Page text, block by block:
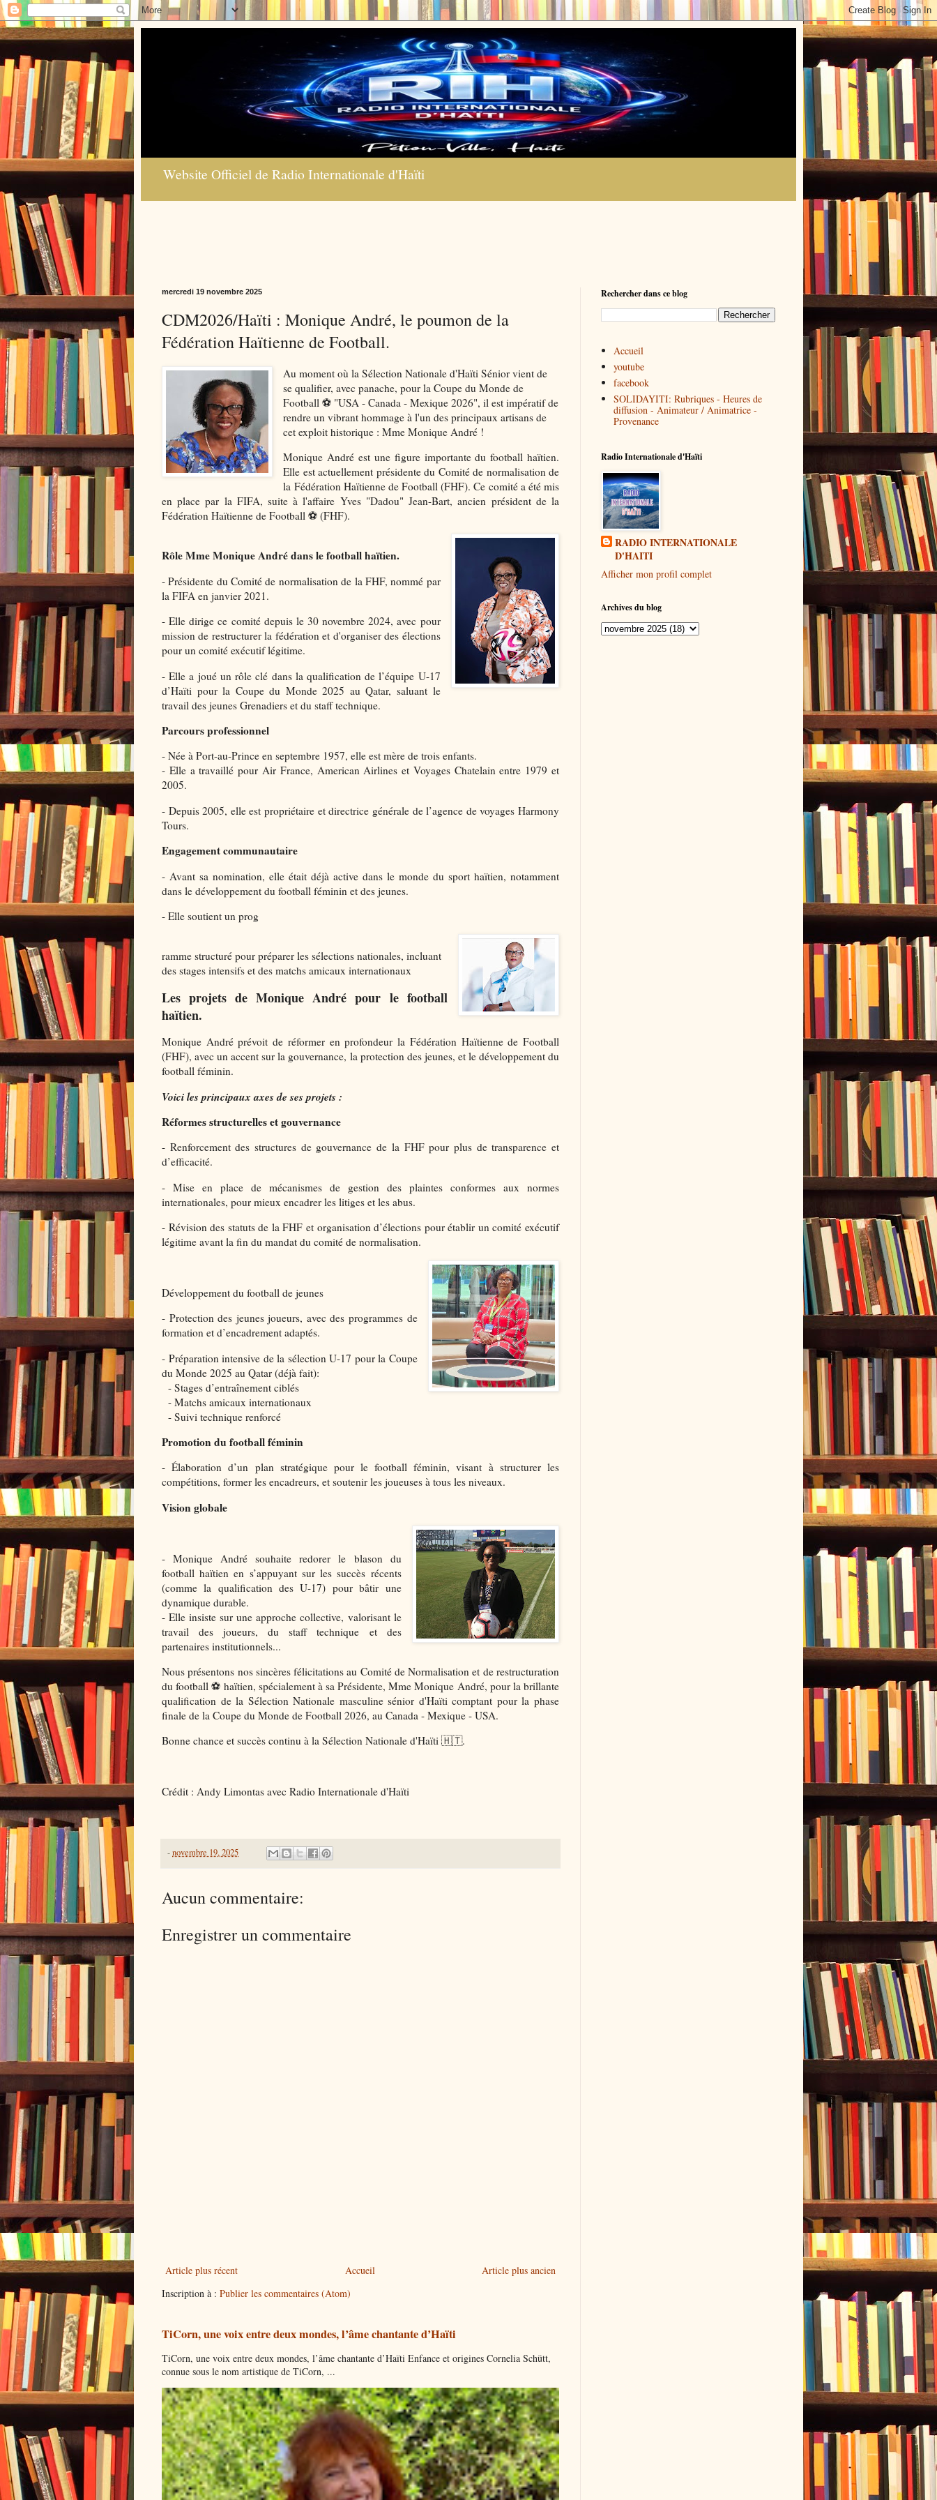
Website Officiel de Radio Internationale d'Haïti
mercredi 19 novembre 2025
CDM2026/Haïti : Monique André, le poumon de la
Fédération Haïtienne de Football.
Au moment où la Sélection Nationale d'Haïti Sénior vient de
se qualifier, avec panache, pour la Coupe du Monde de
Football ⚽ "USA - Canada - Mexique 2026", il est impératif de
rendre un vibrant hommage à l'un des principaux artisans de
cet exploit historique : Mme Monique André !
Monique André est une figure importante du football haïtien.
Elle est actuellement présidente du Comité de normalisation de
la Fédération Haïtienne de Football (FHF). Ce comité a été mis
en place par la FIFA, suite à l'affaire Yves "Dadou" Jean-Bart, ancien président de la
Fédération Haïtienne de Football ⚽ (FHF).
Rôle Mme Monique André dans le football haïtien.
- Présidente du Comité de normalisation de la FHF, nommé par
la FIFA en janvier 2021.
- Elle dirige ce comité depuis le 30 novembre 2024, avec pour
mission de restructurer la fédération et d'organiser des élections
pour un comité exécutif légitime.
- Elle a joué un rôle clé dans la qualification de l’équipe U-17
d’Haïti pour la Coupe du Monde 2025 au Qatar, saluant le
travail des jeunes Grenadiers et du staff technique.
Parcours professionnel
- Née à Port-au-Prince en septembre 1957, elle est mère de trois enfants.
- Elle a travaillé pour Air France, American Airlines et Voyages Chatelain entre 1979 et
2005.
- Depuis 2005, elle est propriétaire et directrice générale de l’agence de voyages Harmony
Tours.
Engagement communautaire
- Avant sa nomination, elle était déjà active dans le monde du sport haïtien, notamment
dans le développement du football féminin et des jeunes.
- Elle soutient un prog
ramme structuré pour préparer les sélections nationales, incluant
des stages intensifs et des matchs amicaux internationaux
Les projets de Monique André pour le football
haïtien.
Monique André prévoit de réformer en profondeur la Fédération Haïtienne de Football
(FHF), avec un accent sur la gouvernance, la protection des jeunes, et le développement du
football féminin.
Voici les principaux axes de ses projets :
Réformes structurelles et gouvernance
- Renforcement des structures de gouvernance de la FHF pour plus de transparence et
d’efficacité.
- Mise en place de mécanismes de gestion des plaintes conformes aux normes
internationales, pour mieux encadrer les litiges et les abus.
- Révision des statuts de la FHF et organisation d’élections pour établir un comité exécutif
légitime avant la fin du mandat du comité de normalisation.
Développement du football de jeunes
- Protection des jeunes joueurs, avec des programmes de
formation et d’encadrement adaptés.
- Préparation intensive de la sélection U-17 pour la Coupe
du Monde 2025 au Qatar (déjà fait):
- Stages d’entraînement ciblés
- Matchs amicaux internationaux
- Suivi technique renforcé
Promotion du football féminin
- Élaboration d’un plan stratégique pour le football féminin, visant à structurer les
compétitions, former les encadreurs, et soutenir les joueuses à tous les niveaux.
Vision globale
- Monique André souhaite redorer le blason du
football haïtien en s’appuyant sur les succès récents
(comme la qualification des U-17) pour bâtir une
dynamique durable.
- Elle insiste sur une approche collective, valorisant le
travail des joueurs, du staff technique et des
partenaires institutionnels...
Nous présentons nos sincères félicitations au Comité de Normalisation et de restructuration
du football ⚽ haïtien, spécialement à sa Présidente, Mme Monique André, pour la brillante
qualification de la Sélection Nationale masculine sénior d'Haïti comptant pour la phase
finale de la Coupe du Monde de Football 2026, au Canada - Mexique - USA.
Bonne chance et succès continu à la Sélection Nationale d'Haïti 🇭🇹.
Crédit : Andy Limontas avec Radio Internationale d'Haïti
-novembre 19, 2025
Aucun commentaire:
Enregistrer un commentaire
Article plus récent Article plus ancien
Accueil
Inscription à : Publier les commentaires (Atom)
TiCorn, une voix entre deux mondes, l’âme chantante d’Haïti
TiCorn, une voix entre deux mondes, l’âme chantante d’Haïti Enfance et origines Cornelia Schütt,
connue sous le nom artistique de TiCorn, ...
Rechercher dans ce blog
Accueil
youtube
facebook
SOLIDAYITI: Rubriques - Heures de
diffusion - Animateur / Animatrice -
Provenance
Radio Internationale d'Haïti
RADIO INTERNATIONALE
D'HAITI
Afficher mon profil complet
Archives du blog